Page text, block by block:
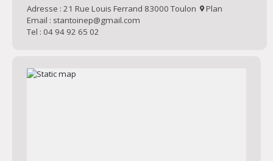
Adresse : 21 Rue Louis Ferrand 83000 Toulon
Plan
Email : stantoinep@gmail.com
Tel : 04 94 92 65 02